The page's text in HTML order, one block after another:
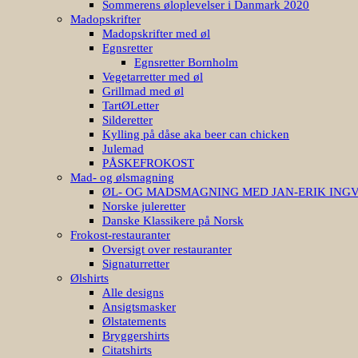
Sommerens øloplevelser i Danmark 2020
Madopskrifter
Madopskrifter med øl
Egnsretter
Egnsretter Bornholm
Vegetarretter med øl
Grillmad med øl
TartØLetter
Silderetter
Kylling på dåse aka beer can chicken
Julemad
PÅSKEFROKOST
Mad- og ølsmagning
ØL- OG MADSMAGNING MED JAN-ERIK
Norske juleretter
Danske Klassikere på Norsk
Frokost-restauranter
Oversigt over restauranter
Signaturretter
Ølshirts
Alle designs
Ansigtsmasker
Ølstatements
Bryggershirts
Citatshirts